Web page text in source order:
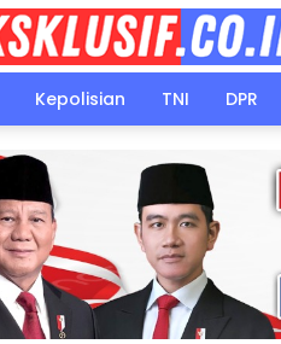
Kepolisian TNI DPR